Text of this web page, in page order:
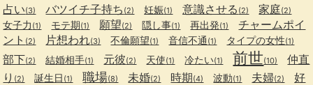
占い(3) バツイチ子持ち (2) 妊娠(1) 意識させる (2) 家庭(2)
女子力 (1) モテ期(1) 願望(2) 隠し事(1) 再出発(1)
チャームポイ
ント (2) 片想われ(3) 不倫願望(1) 音信不通 (1) タイプの女性(1)
部下(2) 結婚相手(1) 元彼(2) 天使(1) 冷たい(1) 前世(10)
仲直
り (2) 誕生日 (1) 職場(8) 未婚(2) 時期(4) 波動(1) 夫婦(2)
好